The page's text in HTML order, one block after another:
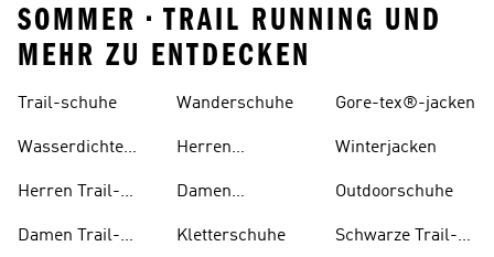
SOMMER • TRAIL RUNNING UND
MEHR ZU ENTDECKEN
Trail-schuhe
Wasserdichte
Herren Trail-
Damen Trail-
Wanderschuhe
Herren
Damen
Kletterschuhe
Gore-tex®-jacken
Winterjacken
Outdoorschuhe
Schwarze Trail-